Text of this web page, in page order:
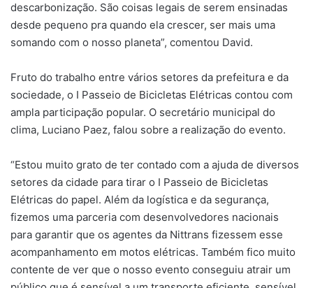
descarbonização. São coisas legais de serem ensinadas
desde pequeno pra quando ela crescer, ser mais uma
somando com o nosso planeta”, comentou David.
Fruto do trabalho entre vários setores da prefeitura e da
sociedade, o I Passeio de Bicicletas Elétricas contou com
ampla participação popular. O secretário municipal do
clima, Luciano Paez, falou sobre a realização do evento.
“Estou muito grato de ter contado com a ajuda de diversos
setores da cidade para tirar o I Passeio de Bicicletas
Elétricas do papel. Além da logística e da segurança,
fizemos uma parceria com desenvolvedores nacionais
para garantir que os agentes da Nittrans fizessem esse
acompanhamento em motos elétricas. Também fico muito
contente de ver que o nosso evento conseguiu atrair um